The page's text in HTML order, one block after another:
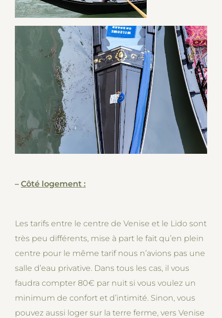
– Côté logement :
Les tarifs entre le centre de Venise et le Lido sont
très peu différents, mise à part le fait qu’en plein
centre pour le même tarif nous n’avions pas une
salle d’eau privative. Dans tous les cas, il vous
faudra compter 80€ par nuit si vous voulez un
minimum de confort et d’intimité. Sinon, vous
pouvez aussi loger sur la terre ferme, vers Venise